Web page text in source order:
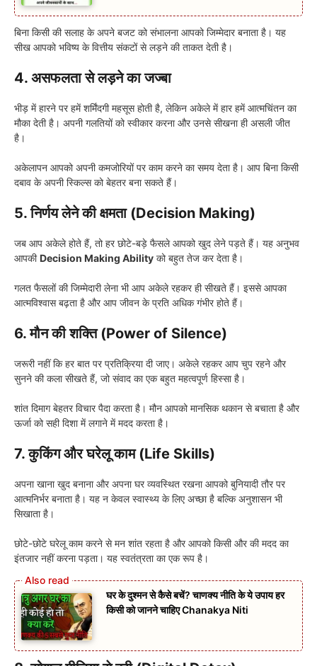
बिना किसी की सलाह के अपने बजट को संभालना आपको जिम्मेदार बनाता है। यह
सीख आपको भविष्य के वित्तीय संकटों से लड़ने की ताकत देती है।
4. असफलता से लड़ने का जज्बा
भीड़ में हारने पर हमें शर्मिंदगी महसूस होती है, लेकिन अकेले में हार हमें आत्मचिंतन का
मौका देती है। अपनी गलतियों को स्वीकार करना और उनसे सीखना ही असली जीत
है।
अकेलापन आपको अपनी कमजोरियों पर काम करने का समय देता है। आप बिना किसी
दबाव के अपनी स्किल्स को बेहतर बना सकते हैं।
5. निर्णय लेने की क्षमता (Decision Making)
जब आप अकेले होते हैं, तो हर छोटे-बड़े फैसले आपको खुद लेने पड़ते हैं। यह अनुभव
आपकीDecision Making Ability को बहुत तेज कर देता है।
गलत फैसलों की जिम्मेदारी लेना भी आप अकेले रहकर ही सीखते हैं। इससे आपका
आत्मविश्वास बढ़ता है और आप जीवन के प्रति अधिक गंभीर होते हैं।
6. मौन की शक्ति (Power of Silence)
जरूरी नहीं कि हर बात पर प्रतिक्रिया दी जाए। अकेले रहकर आप चुप रहने और
सुनने की कला सीखते हैं, जो संवाद का एक बहुत महत्वपूर्ण हिस्सा है।
शांत दिमाग बेहतर विचार पैदा करता है। मौन आपको मानसिक थकान से बचाता है और
ऊर्जा को सही दिशा में लगाने में मदद करता है।
7. कुकिंग और घरेलू काम (Life Skills)
अपना खाना खुद बनाना और अपना घर व्यवस्थित रखना आपको बुनियादी तौर पर
आत्मनिर्भर बनाता है। यह न केवल स्वास्थ्य के लिए अच्छा है बल्कि अनुशासन भी
सिखाता है।
छोटे-छोटे घरेलू काम करने से मन शांत रहता है और आपको किसी और की मदद का
इंतजार नहीं करना पड़ता। यह स्वतंत्रता का एक रूप है।
घर के दुश्मन से कैसे बचें? चाणक्य नीति के ये उपाय हर
किसी को जानने चाहिए Chanakya Niti